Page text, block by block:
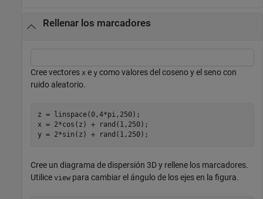
Rellenar los marcadores
Cree vectores x e y como valores del coseno y el seno con
ruido aleatorio.
z = linspace(0,4*pi,250);
x = 2*cos(z) + rand(1,250);
y = 2*sin(z) + rand(1,250);
Cree un diagrama de dispersión 3D y rellene los marcadores.
Utilice view para cambiar el ángulo de los ejes en la figura.